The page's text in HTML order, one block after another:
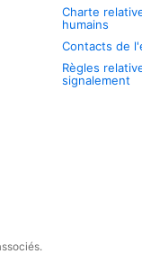
Charte
humains
Contacts de
Règles
signalement